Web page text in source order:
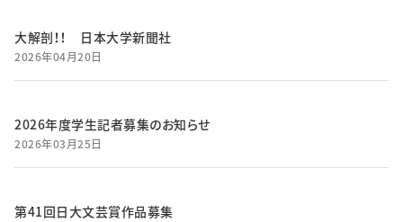
大解剖！！ 日本大学新聞社
2026年04月20日
2026年度学生記者募集のお知らせ
2026年03月25日
第41回日大文芸賞作品募集